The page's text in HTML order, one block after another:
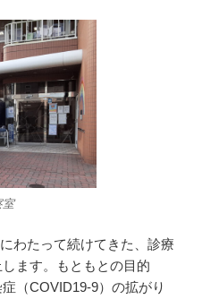
室
わたって続けてきた、診療
ます。もともとの目的
（COVID19-9）の拡がり